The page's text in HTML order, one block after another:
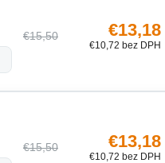
€15,50 €13,18
€10,72 bez DPH
€15,50 €13,18
€10,72 bez DPH